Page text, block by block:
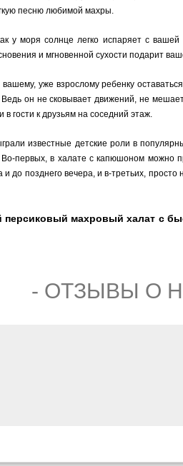
песню любимой махры.
у моря солнце легко испаряет с
и мгновенной сухости подарит
уже взрослому ребенку
он не сковывает движений, не
в гости к друзьям на соседний этаж.
известные детские роли в
первых, в халате с капюшоном можно
до позднего вечера, и в-третьих,
персиковый махровый халат с
- ОТЗЫВЫ О